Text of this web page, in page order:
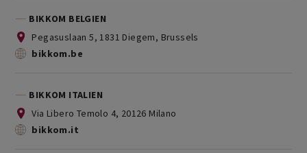
BIKKOM BELGIEN
Pegasuslaan 5, 1831 Diegem, Brussels
bikkom.be
BIKKOM ITALIEN
Via Libero Temolo 4, 20126 Milano
bikkom.it